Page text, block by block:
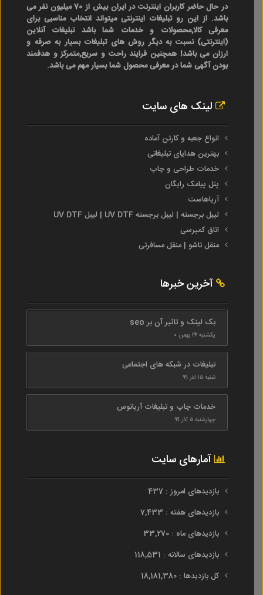
در حال حاضر کاربران اینترنت در ایران بیش از 70 میلیون نفر می
باشد. از این رو تبلیغات اینترنتی میتواند انتخاب مناسبی برای
معرفی کالا,محصولات و خدمات شما باشد تبلیغات آنلاین
(اینترنتی) نسبت به دیگر روش های تبلیغات بسیار به صرفه و
ارزان می باشد! همچنین فرایند راحت و سریع,متمرکز و هدفمند
بودن آگهی شما در معرفی محصول شما بسیار مهم می باشد.
لینک های سایت
انواع جعبه و کارتن آماده
بهترین هدایای تبلیغاتی
خدمات طراحی و چاپ
پنل پیامک رایگان
آریاهاست
لیبل برجسته | لیبل برجسته UV DTF | لیبل UV DTF
اتاق کمپرسی
منقل تاشو | منقل مسافرتی
آخرین خبرها
بک لینک و تاثیر آن بر seo
یکشنبه ۲۴ بهمن ۰
تبلیغات در شبکه های اجتماعی
شنبه ۱۵ آذر ۹۹
خدمات چاپ و تبلیغات آریانوس
چهارشنبه ۵ آذر ۹۹
آمارهای سایت
بازدیدهای امروز : 437
بازدیدهای هفته : 7,433
بازدیدهای ماه : 33,270
بازدیدهای سالانه : 118,531
کل بازدیدها : 18,181,380